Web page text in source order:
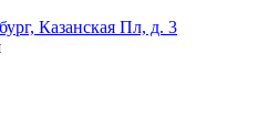
Казанская Пл, д. 3